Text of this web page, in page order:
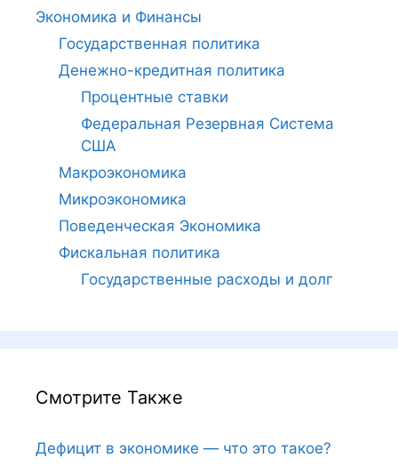
Экономика и Финансы
Государственная политика
Денежно-кредитная политика
Процентные ставки
Федеральная Резервная Система
США
Макроэкономика
Микроэкономика
Поведенческая Экономика
Фискальная политика
Государственные расходы и долг
Смотрите Также
Дефицит в экономике — что это такое?